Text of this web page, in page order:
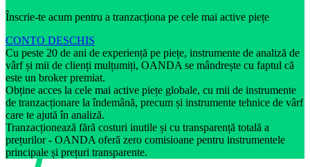
Înscrie-te acum pentru a tranzacționa pe cele mai active piețe
CONTO DESCHIS
Cu peste 20 de ani de experiență pe piețe, instrumente de analiză de
vârf și mii de clienți mulțumiți, OANDA se mândrește cu faptul că
este un broker premiat.
Obține acces la cele mai active piețe globale, cu mii de instrumente
de tranzacționare la îndemână, precum și instrumente tehnice de vârf
care te ajută în analiză.
Tranzacționează fără costuri inutile și cu transparență totală a
prețurilor - OANDA oferă zero comisioane pentru instrumentele
principale și prețuri transparente.